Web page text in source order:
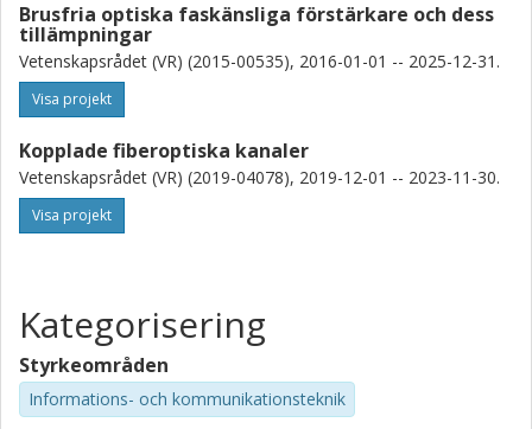
Brusfria optiska faskänsliga förstärkare och dess
tillämpningar
Vetenskapsrådet (VR) (2015-00535), 2016-01-01 -- 2025-12-31.
Visa projekt
Kopplade fiberoptiska kanaler
Vetenskapsrådet (VR) (2019-04078), 2019-12-01 -- 2023-11-30.
Visa projekt
Kategorisering
Styrkeområden
Informations- och kommunikationsteknik